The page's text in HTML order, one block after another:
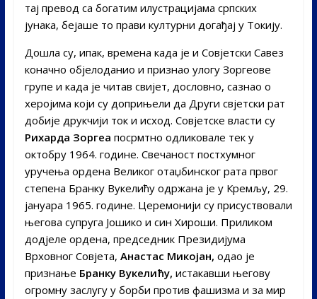
тај превод са богатим илустрацијама српских
јунака, бејаше то прави културни догађај у Токију.
Дошла су, ипак, времена када је и Совјетски Савез
коначно објелоданио и признао улогу Зоргеове
групе и када је читав свијет, дословно, сазнао о
херојима који су доприњели да Други свјетски рат
добије друкчији ток и исход. Совјетске власти су
Рихарда Зоргеа посрмтно одликовале тек у
октобру 1964. године. Свечаност постхумног
уручења ордена Великог отаџбинског рата првог
степена Бранку Вукелићу одржана је у Кремљу, 29.
јануара 1965. године. Церемонији су присуствовали
његова супруга Јошико и син Хироши. Приликом
додјеле ордена, председник Президијума
Врховног Совјета, Анастас Микојан, одао је
признање Бранку Вукелићу, истакавши његову
огромну заслугу у борби против фашизма и за мир